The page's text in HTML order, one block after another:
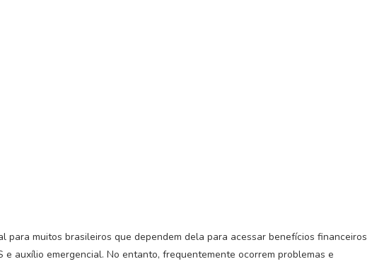
para muitos brasileiros que dependem dela para acessar benefícios financeiros
e auxílio emergencial. No entanto, frequentemente ocorrem problemas e